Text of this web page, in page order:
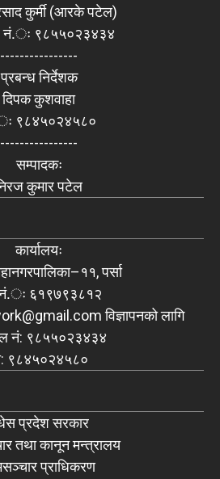
कुर्मी (आरके पटेल)
नं.ः ९८५५०२३४३४
----------------
प्रबन्ध निर्देशक
दिपक कुशवाहा
९८४५०२४५८०
----------------
सम्पादकः
कुमार पटेल
कार्यालयः
पर्सा
नं.ः ६१९७९३८१२
विज्ञापनको लागि
नं: ९८५५०२३४३४
९८४५०२४५८०
प्रदेश सरकार
तथा कानून मन्त्रालय
प्राधिकरण